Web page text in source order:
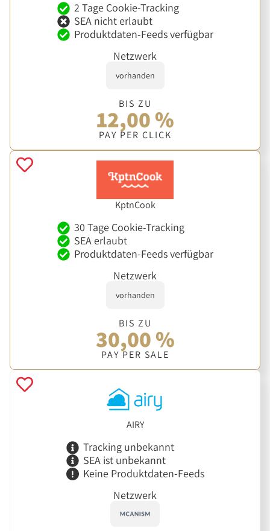
2 Tage Cookie-Tracking
SEA nicht erlaubt
Produktdaten-Feeds verfügbar
Netzwerk
vorhanden
BIS ZU
12,00 %
PAY PER CLICK
KptnCook
30 Tage Cookie-Tracking
SEA erlaubt
Produktdaten-Feeds verfügbar
Netzwerk
vorhanden
BIS ZU
30,00 %
PAY PER SALE
AIRY
Tracking unbekannt
SEA ist unbekannt
Keine Produktdaten-Feeds
Netzwerk